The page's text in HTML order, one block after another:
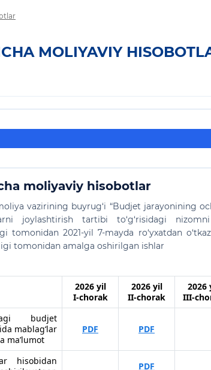
MOLIYAVIY
moliyaviy hisobotlar
vazirining buyrug‘i “Budjet jarayonining
joylashtirish tartibi to‘g‘risidagi
tomonidan 2021-yil 7-mayda ro‘yxatdan
tomonidan amalga oshirilgan ishlar
2026 yil
I-chorak
2026 yil
II-chorak
2026
III-
budjet
mablag‘lar
maʼlumot
PDF PDF
hisobidan
PDF